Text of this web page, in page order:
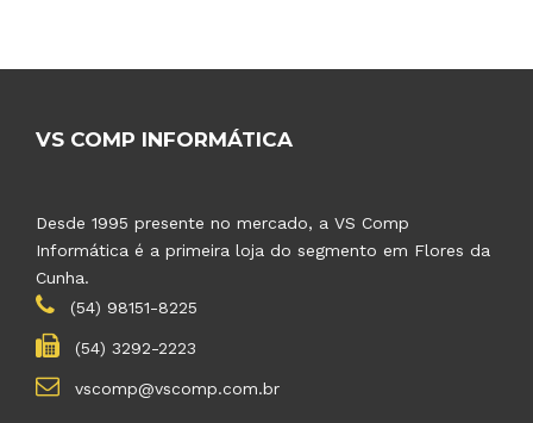
VS COMP INFORMÁTICA
Desde 1995 presente no mercado, a VS Comp
Informática é a primeira loja do segmento em Flores da
Cunha.
(54) 98151-8225
(54) 3292-2223
vscomp@vscomp.com.br